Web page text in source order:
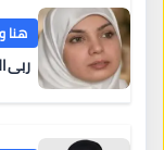
هنا
ربى